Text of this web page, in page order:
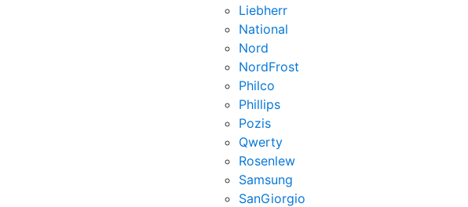
Liebherr
National
Nord
NordFrost
Philco
Phillips
Pozis
Qwerty
Rosenlew
Samsung
SanGiorgio